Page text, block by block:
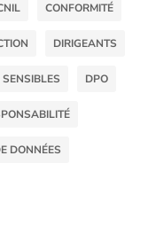
CONFORMITÉ
DIRIGEANTS
DPO
DONNÉES